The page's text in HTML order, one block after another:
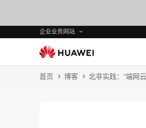
企业业务网站
首页 博客 北非实践：“端网